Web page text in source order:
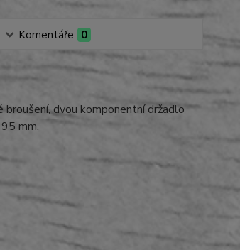
Komentáře 0
dvou komponentní držadlo
mm.